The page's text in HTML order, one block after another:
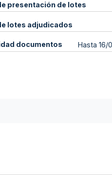
presentación de lotes
lotes adjudicados
documentos Hasta 16/